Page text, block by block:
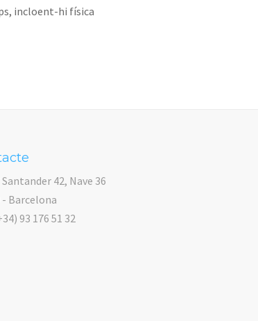
incloent-hi física
42, Nave 36
- Barcelona
93 176 51 32